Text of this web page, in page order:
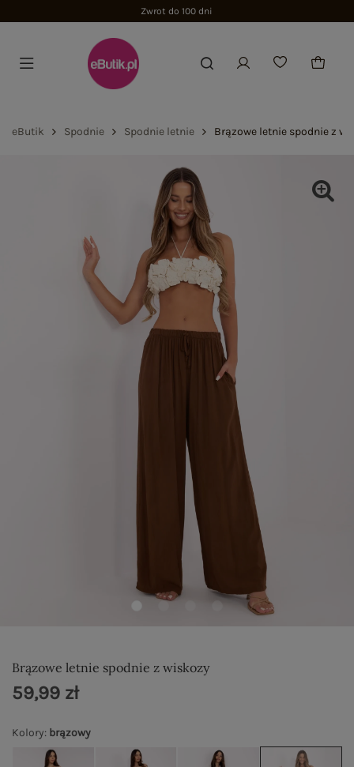
Zwrot do 100 dni
eButik Spodnie Spodnie letnie Brązowe letnie spodnie z
Brązowe letnie spodnie z wiskozy
Kolory: brązowy
59,99 zł